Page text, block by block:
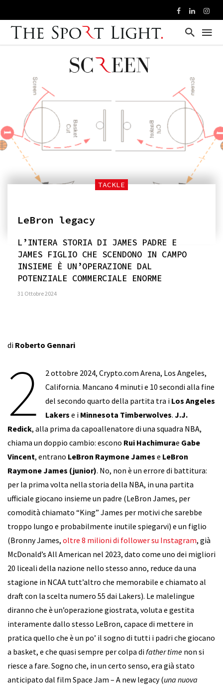
TACKLE
LeBron legacy
L’INTERA STORIA DI JAMES PADRE E
JAMES FIGLIO CHE SCENDONO IN CAMPO
INSIEME È UN’OPERAZIONE DAL
POTENZIALE COMMERCIALE ENORME
31 Ottobre 2024
di Roberto Gennari
2
2 ottobre 2024, Crypto.com Arena, Los Angeles,
California. Mancano 4 minuti e 10 secondi alla fine
del secondo quarto della partita tra i Los Angeles
Lakers e i Minnesota Timberwolves.J.J.
Redick, alla prima da capoallenatore di una squadra NBA,
chiama un doppio cambio: escono Rui Hachimurae Gabe
Vincent, entrano LeBron Raymone James e LeBron
Raymone James (junior). No, non è un errore di battitura:
per la prima volta nella storia della NBA, in una partita
ufficiale giocano insieme un padre (LeBron James, per
comodità chiamato “King” James per motivi che sarebbe
troppo lungo e probabilmente inutile spiegarvi) e un figlio
(Bronny James, oltre 8 milioni di follower su Instagram, già
McDonald’s All American nel 2023, dato come uno dei migliori
20 liceali della nazione nello stesso anno, reduce da una
stagione in NCAA tutt’altro che memorabile e chiamato al
draft con la scelta numero 55 dai Lakers). Le malelingue
diranno che è un’operazione giostrata, voluta e gestita
interamente dallo stesso LeBron, capace di mettere in
pratica quello che è un po’ il sogno di tutti i padri che giocano
a basket, e che quasi sempre per colpa difather time non si
riesce a fare. Sogno che, in un certo senso, era già stato
anticipato dal film Space Jam – A new legacy (una nuova